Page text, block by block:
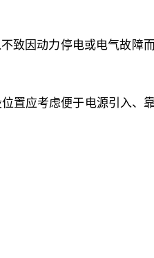
致因动力停电或电气故障
置应考虑便于电源引入、